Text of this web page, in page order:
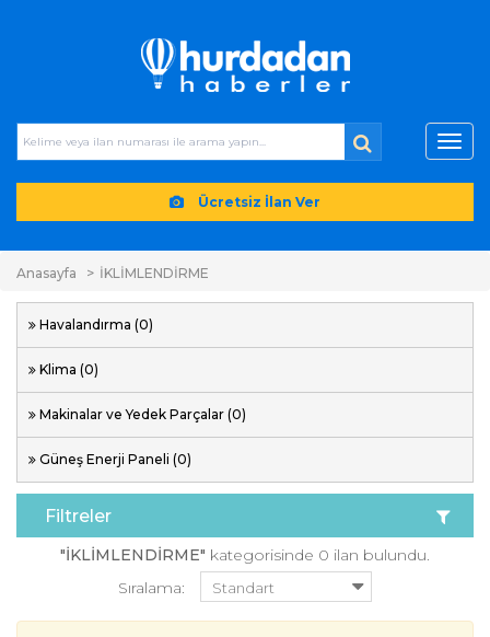
Ücretsiz İlan Ver
Anasayfa İKLİMLENDİRME
Havalandırma (0)
Klima (0)
Makinalar ve Yedek Parçalar (0)
Güneş Enerji Paneli (0)
Filtreler
"İKLİMLENDİRME" kategorisinde 0 ilan bulundu.
Sıralama: